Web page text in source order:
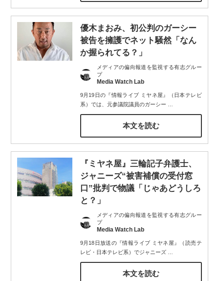
優木まおみ、初公判のガーシー
被告を擁護でネット騒然「なん
か握られてる？」
メディアの偏向報道を監視する有志グルー
プ
Media Watch Lab
9月19日の『情報ライブ ミヤネ屋』（日本テレビ
系）では、元参議院議員のガーシー
本文を読む
『ミヤネ屋』三輪記子弁護士、
ジャニーズ“被害補償の受付窓
口”批判で物議「じゃあどうしろ
と？」
メディアの偏向報道を監視する有志グルー
プ
Media Watch Lab
9月18日放送の『情報ライブ ミヤネ屋』（読売テ
レビ・日本テレビ系）でジャニーズ…
本文を読む